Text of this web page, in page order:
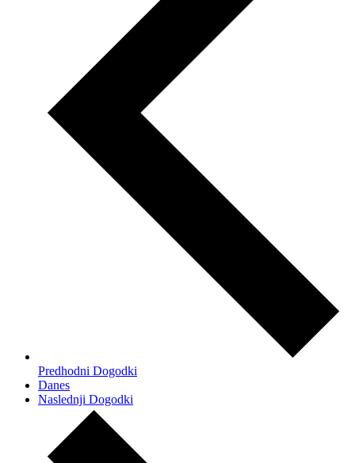
Predhodni Dogodki
Danes
Naslednji Dogodki